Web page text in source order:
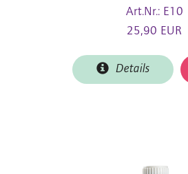
Art.Nr.: E10
25,90 EUR
Details